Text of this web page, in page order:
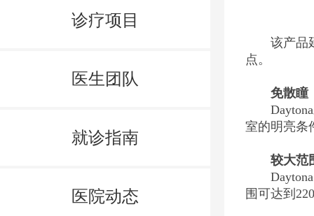
诊疗项目
医生团队
就诊指南
医院动态
该产品
点。
免散瞳
室的明亮条
较大范
围可达到